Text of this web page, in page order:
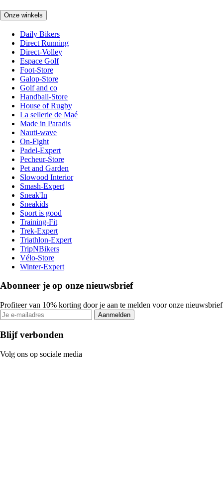
Onze winkels
Daily Bikers
Direct Running
Direct-Volley
Espace Golf
Foot-Store
Galop-Store
Golf and co
Handball-Store
House of Rugby
La sellerie de Maé
Made in Paradis
Nauti-wave
On-Fight
Padel-Expert
Pecheur-Store
Pet and Garden
Slowood Interior
Smash-Expert
Sneak'In
Sneakids
Sport is good
Training-Fit
Trek-Expert
Triathlon-Expert
TripNBikers
Vélo-Store
Winter-Expert
Abonneer je op onze nieuwsbrief
Profiteer van 10% korting door je aan te melden voor onze nieuwsbrief
Aanmelden
Blijf verbonden
Volg ons op sociale media